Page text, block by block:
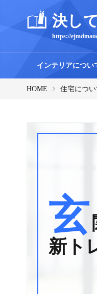
決し
https://
インテリアについ
HOME 住宅につい
玄
新ト